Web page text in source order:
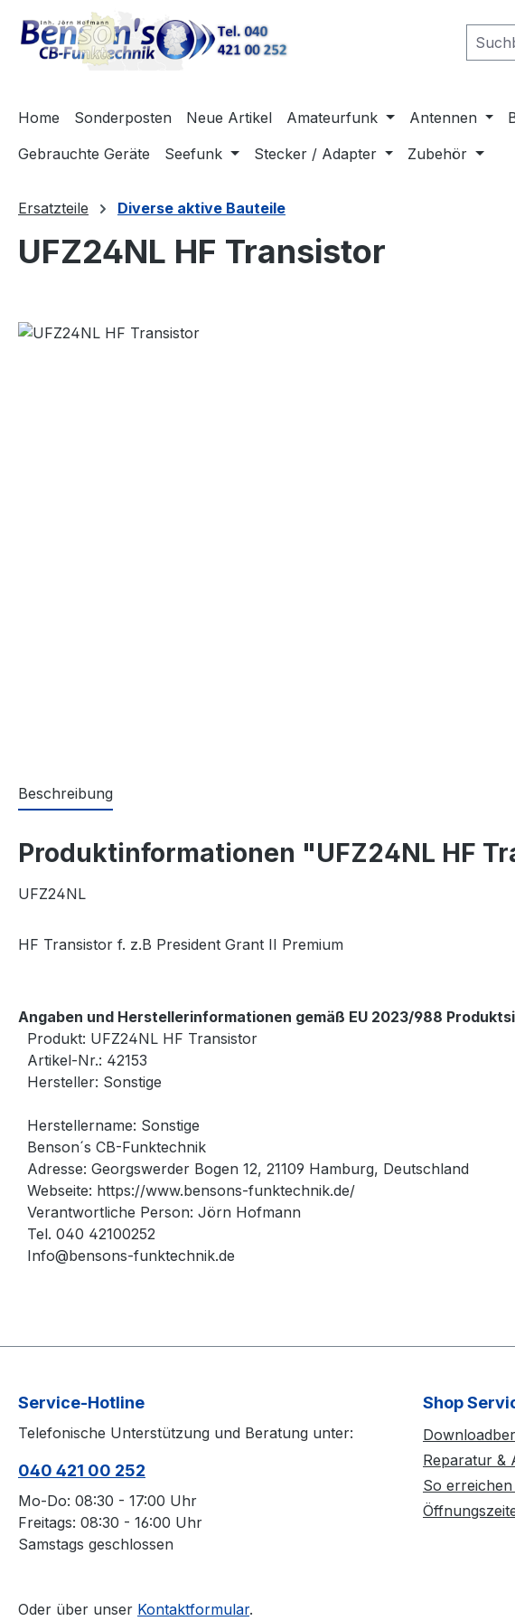
Hauptinhalt springen
Zur Suche springen
Zur Hauptnavigation springen
Home Sonderposten Neue Artikel Amateurfunk Antennen
Gebrauchte Geräte
Seefunk Stecker / Adapter Zubehör
Ersatzteile Diverse aktive Bauteile
UFZ24NL HF Transistor
Bildergalerie überspringen
Beschreibung
Produktinformationen "UFZ24NL HF
UFZ24NL
HF Transistor f. z.B President Grant II Premium
Angaben und Herstellerinformationen gemäß EU 2023/988
Produkt: UFZ24NL HF Transistor
Artikel-Nr.: 42153
Hersteller: Sonstige
Herstellername: Sonstige
Benson´s CB-Funktechnik
Adresse: Georgswerder Bogen 12, 21109 Hamburg, Deutschland
Webseite: https://www.bensons-funktechnik.de/
Verantwortliche Person: Jörn Hofmann
Tel. 040 42100252
Info@bensons-funktechnik.de
Service-Hotline
Telefonische Unterstützung und Beratung unter:
040 421 00 252
Mo-Do: 08:30 - 17:00 Uhr
Freitags: 08:30 - 16:00 Uhr
Samstags geschlossen
Oder über unser Kontaktformular.
Shop
Reparatur &
So